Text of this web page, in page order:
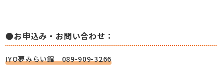
●お申込み・お問い合わせ：
IYO夢みらい館 089-909-3266